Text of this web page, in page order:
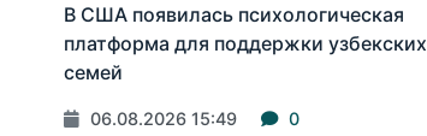
В США появилась психологическая
платформа для поддержки узбекских
семей
06.08.2026 15:49 0